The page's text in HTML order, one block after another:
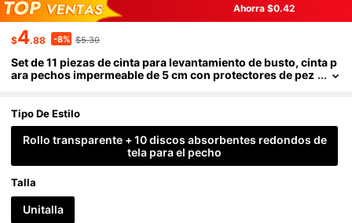
Ahorra $0.42
$4.88 -8% $5.30
Set de 11 piezas de cinta para levantamiento de busto, cinta p
ara pechos impermeable de 5 cm con protectores de pez
Tipo De Estilo
Rollo transparente + 10 discos absorbentes redondos de
tela para el pecho
Talla
Unitalla